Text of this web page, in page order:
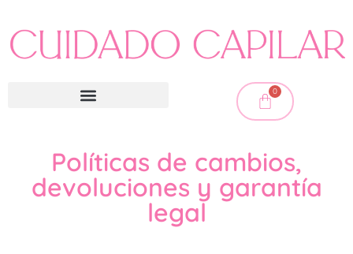
0
Políticas de cambios,
devoluciones y garantía
legal